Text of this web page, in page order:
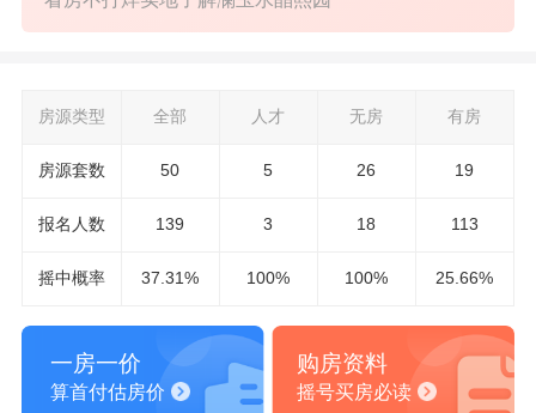
房源类型 全部 人才 无房 有房
房源套数 50 5 26 19
报名 人数 139 3 18 113
摇中概率 37.31% 100% 100% 25.66%
一房一价
算首付估房价
购房资料
摇号买房必读